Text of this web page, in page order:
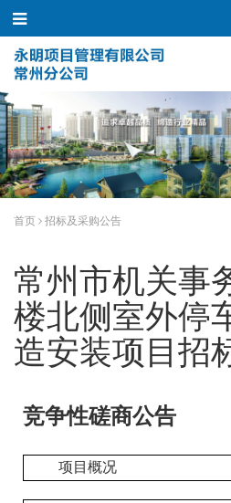
首页 招标及采购公告
常州市机关事
楼北侧室外停
造安装项目招
竞争性磋商公告
项目概况